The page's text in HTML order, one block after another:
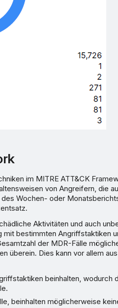
im MITRE ATT&CK
von Angreifern, die
Wochen- oder
Aktivitäten und auch
mit bestimmten Angriffstaktiken
der MDR-Fälle
überein. Dies kann vor allem
beinhalten, wodurch
beinhalten möglicherweise